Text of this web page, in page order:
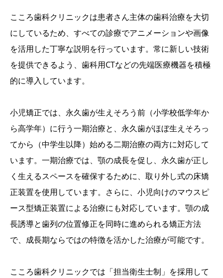
こころ歯科クリニックは患者さん主体の歯科治療を大切
にしているため、すべての診療でアニメーションや画像
を活用した丁寧な説明を行っています。常に新しい技術
を提供できるよう、歯科用CTなどの先端医療機器を積極
的に導入しています。
小児矯正では、永久歯が生えそろう前（小学校低学年か
ら高学年）に行う一期治療と、永久歯がほぼ生えそろっ
てから（中学生以降）始める二期治療の両方に対応して
います。一期治療では、顎の成長を促し、永久歯が正し
く生えるスペースを確保するために、取り外し式の床矯
正装置を使用しています。さらに、小児向けのマウスピ
ース型矯正装置による治療にも対応しています。顎の成
長誘導と歯列の位置修正を同時に進められる矯正方法
で、成長期ならではの特徴を活かした治療が可能です。
こころ歯科クリニックでは「担当衛生士制」を採用して